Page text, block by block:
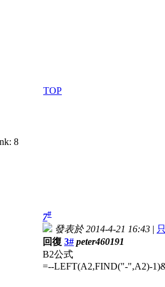
TOP
7#
發表於 2014-4-21 16:43 |
回復 3# peter460191
B2公式
=--LEFT(A2,FIND("-",A2)-